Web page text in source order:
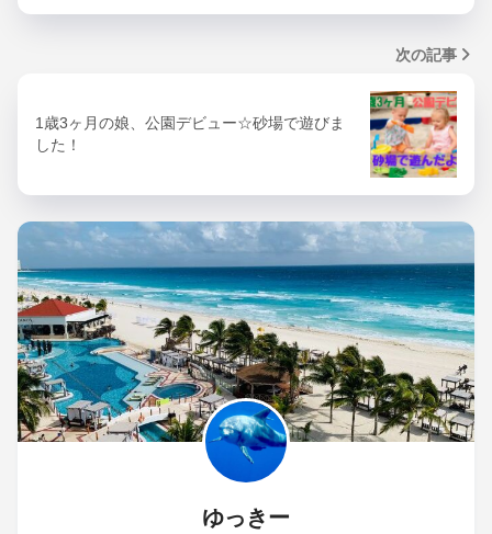
次の記事
1歳3ヶ月の娘、公園デビュー☆砂場で遊びま
した！
ゆっきー